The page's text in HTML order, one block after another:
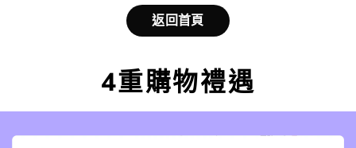
返回首頁
4重購物禮遇